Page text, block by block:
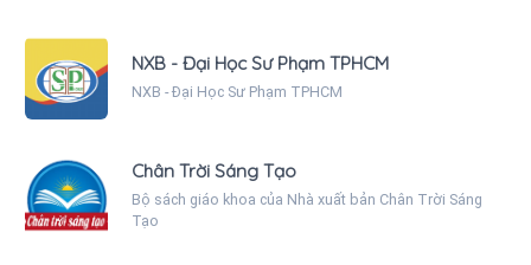
NXB - Đại Học Sư Phạm TPHCM
NXB - Đại Học Sư Phạm TPHCM
Chân Trời Sáng Tạo
Bộ sách giáo khoa của Nhà xuất bản Chân Trời Sáng
Tạo